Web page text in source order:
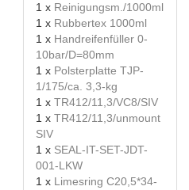
1 x Reinigungsm./1000ml
1 x Rubbertex 1000ml
1 x Handreifenfüller 0-
10bar/D=80mm
1 x Polsterplatte TJP-
1/175/ca. 3,3-kg
1 x TR412/11,3/VC8/SIV
1 x TR412/11,3/unmount
SIV
1 x SEAL-IT-SET-JDT-
001-LKW
1 x Limesring C20,5*34-